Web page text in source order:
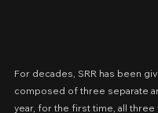
For decades, SRR has been
composed of three separate
year, for the first time, all three